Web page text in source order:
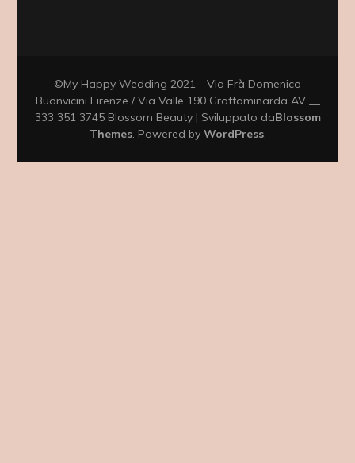
©My Happy Wedding 2021 - Via Frà Domenico
Buonvicini Firenze / Via Valle 190 Grottaminarda AV __
333 351 3745 Blossom Beauty | Sviluppato daBlossom
Themes. Powered by WordPress.